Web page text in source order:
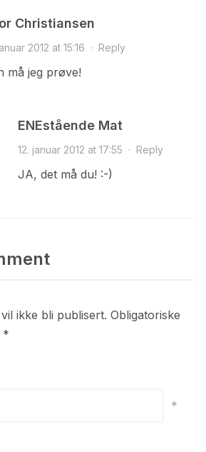
Christiansen
2012 at 15:16 · Reply
må jeg prøve!
ENEstående Mat
12. januar 2012 at 17:55 · Reply
JA, det må du! :-)
ikke bli publisert. Obligatoriske
*
*